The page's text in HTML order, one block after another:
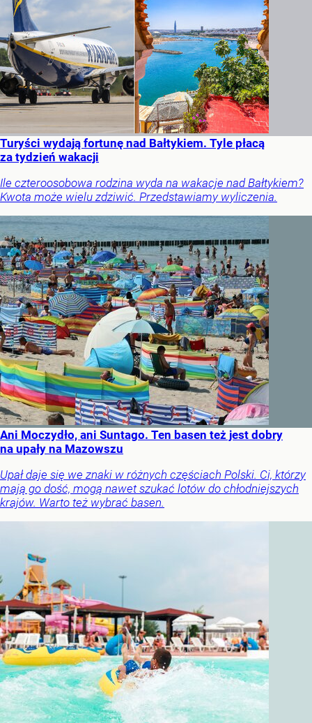
Turyści wydają fortunę nad Bałtykiem. Tyle płacą
za tydzień wakacji
Ile czteroosobowa rodzina wyda na wakacje nad Bałtykiem?
Kwota może wielu zdziwić. Przedstawiamy wyliczenia.
Ani Moczydło, ani Suntago. Ten basen też jest dobry
na upały na Mazowszu
Upał daje się we znaki w różnych częściach Polski. Ci, którzy
mają go dość, mogą nawet szukać lotów do chłodniejszych
krajów. Warto też wybrać basen.